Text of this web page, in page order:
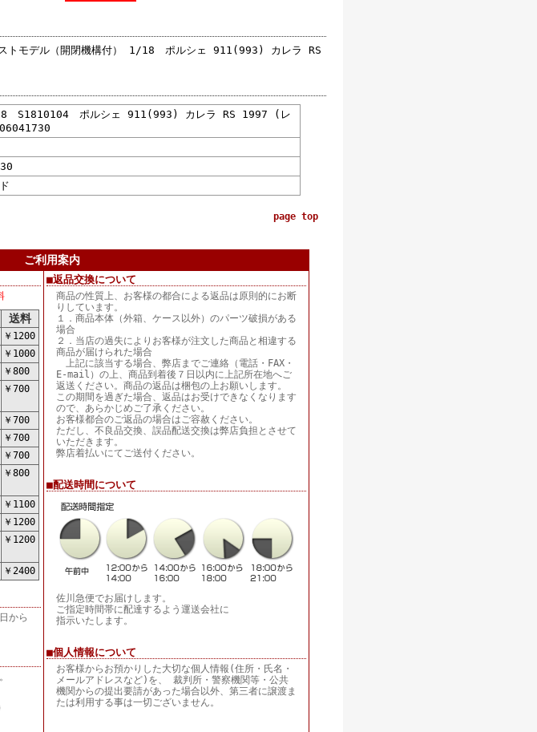
トモデル（開閉機構付） 1/18 ポルシェ 911(993) カレラ RS
S1810104 ポルシェ 911(993) カレラ RS 1997 (レ
page top
ご利用案内
送料
￥1200
￥1000
￥800
￥700
￥700
￥700
￥700
￥800
￥1100
￥1200
￥1200
￥2400
から
■返品交換について
商品の性質上、お客様の都合による返品は原則的にお断
りしています。
１．商品本体（外箱、ケース以外）のパーツ破損がある
場合
２．当店の過失によりお客様が注文した商品と相違する
商品が届けられた場合
上記に該当する場合、弊店までご連絡（電話・FAX・
E-mail）の上、商品到着後７日以内に上記所在地へご
返送ください。商品の返品は梱包の上お願いします。
この期間を過ぎた場合、返品はお受けできなくなります
ので、あらかじめご了承ください。
お客様都合のご返品の場合はご容赦ください。
ただし、不良品交換、誤品配送交換は弊店負担とさせて
いただきます。
弊店着払いにてご送付ください。
■配送時間について
佐川急便でお届けします。
ご指定時間帯に配達するよう運送会社に
指示いたします。
■個人情報について
お客様からお預かりした大切な個人情報(住所・氏名・
メールアドレスなど)を、 裁判所・警察機関等・公共
機関からの提出要請があった場合以外、第三者に譲渡ま
たは利用する事は一切ございません。